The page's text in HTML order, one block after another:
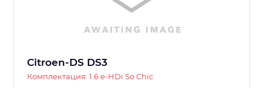
Citroen-DS DS3
Комплектация: 1.6 e-HDi So Chic